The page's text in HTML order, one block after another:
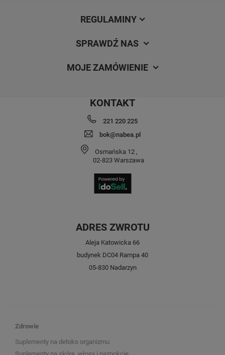
REGULAMINY
SPRAWDŹ NAS
MOJE ZAMÓWIENIE
KONTAKT
221 220 225
bok@nabea.pl
Osmańska 12 ,
02-823 Warszawa
ADRES ZWROTU
Aleja Katowicka 66
budynek DC04 Rampa 40
05-830 Nadarzyn
Zdrowie
Suplementy na detoks organizmu